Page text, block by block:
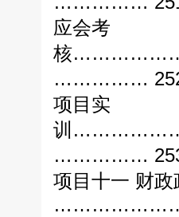
应会考
核
……………
项目实
训
……………
项目十一 财政